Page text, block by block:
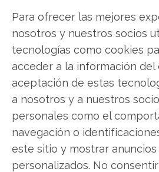
Para ofrecer las mejores
nosotros y nuestros socios
tecnologías como cookies
acceder a la información del
aceptación de estas
a nosotros y a nuestros
personales como el
navegación o
este sitio y mostrar anuncios
personalizados. No
LinkedIn
Copiar
SOBRE EL